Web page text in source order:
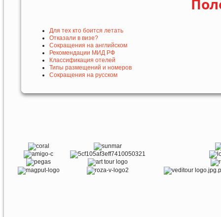
Для тех кто боится летать
Отказали в визе?
Сокращения на английском
Рекомендации МИД РФ
Классификация отелей
Типы размещений и номеров
Сокращения на русском